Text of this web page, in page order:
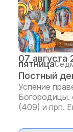
07 августа
пятница
Постный
Успение
Богородицы.
(409) и прп.